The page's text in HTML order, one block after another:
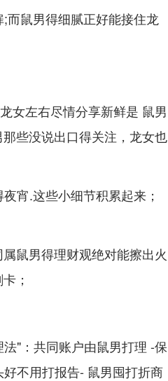
而鼠男得细腻正好能接住龙
女左右尽情分享新鲜是 鼠男
些没说出口得关注，龙女也
宵.这些小细节积累起来；
鼠男得理财观绝对能擦出火
；
"：共同账户由鼠男打理 -保
不用打报告- 鼠男囤打折商